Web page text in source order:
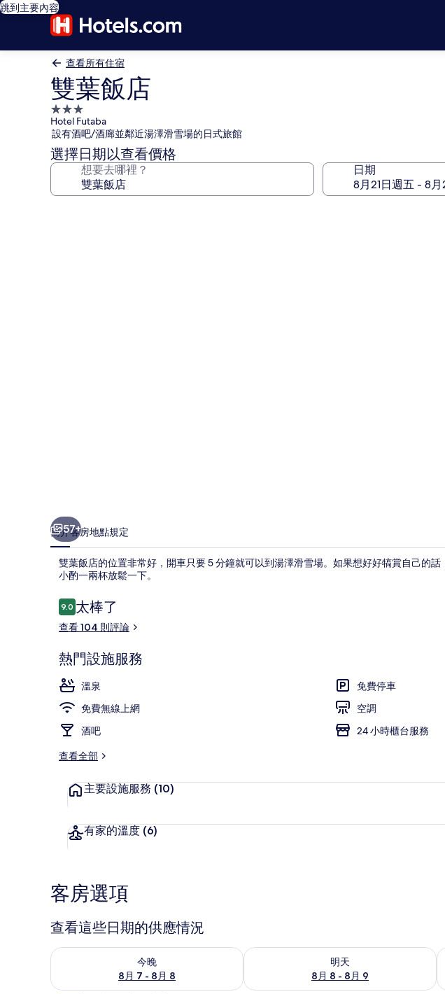
跳到主要內容
查看所有住宿
雙葉飯店
3.0
星
級
住
宿
Hotel Futaba
設有酒吧/酒廊並鄰近湯澤滑雪場的日式旅館
選擇日期以查看價格
想要去哪裡？ 日期
57+
簡介客房地點規定
雙葉飯店的位置非常好，開車只要 5 分鐘就可以到湯澤滑雪場。如果想好好犒賞自己的
小酌一兩杯放鬆一下。
評
論
9.09.0 分，滿分 10 分，
太棒了
查看 104 則評論
熱門設施服務
溫泉
免費停車
免費無線上網
空調
酒吧
24 小時櫃台服務
查看全部
主要設施服務 (10)
有家的溫度 (6)
客房選項
查看這些日期的供應情況
今晚
8月 7 - 8月 8
查看今晚 (8月 7 - 8月 8) 的供應情況
明天
8月 8 - 8月 9
查看明天 (8月 8 - 8月 9) 的供應情況